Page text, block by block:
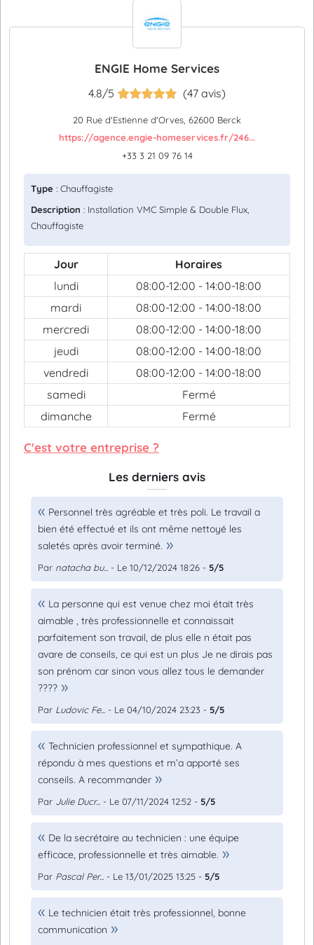
ENGIE Home Services
4.8/5 (47 avis)
20 Rue d'Estienne d'Orves, 62600 Berck
https://agence.engie-homeservices.fr/246...
+33 3 21 09 76 14
Type : Chauffagiste
Description : Installation VMC Simple & Double Flux,
Chauffagiste
Jour
Horaires
lundi
08:00-12:00 - 14:00-18:00
mardi
08:00-12:00 - 14:00-18:00
mercredi
08:00-12:00 - 14:00-18:00
jeudi
08:00-12:00 - 14:00-18:00
vendredi
08:00-12:00 - 14:00-18:00
samedi
Fermé
dimanche
Fermé
C'est votre entreprise ?
Les derniers avis
Personnel très agréable et très poli. Le travail a
bien été effectué et ils ont même nettoyé les
saletés après avoir terminé.
Par natacha bu... - Le 10/12/2024 18:26 - 5/5
La personne qui est venue chez moi était très
aimable , très professionnelle et connaissait
parfaitement son travail, de plus elle n était pas
avare de conseils, ce qui est un plus Je ne dirais pas
son prénom car sinon vous allez tous le demander
????
Par Ludovic Fe... - Le 04/10/2024 23:23 - 5/5
Technicien professionnel et sympathique. A
répondu à mes questions et m’a apporté ses
conseils. A recommander
Par Julie Ducr... - Le 07/11/2024 12:52 - 5/5
De la secrétaire au technicien : une équipe
efficace, professionnelle et très aimable.
Par Pascal Per... - Le 13/01/2025 13:25 - 5/5
Le technicien était très professionnel, bonne
communication